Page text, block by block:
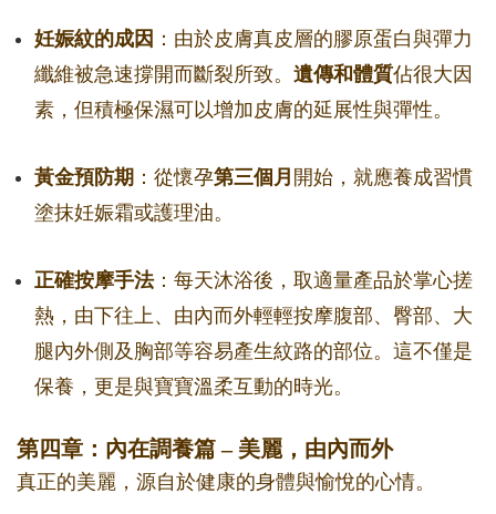
妊娠紋的成因 ：由於皮膚真皮層的膠原蛋白與彈力
纖維被急速撐開而斷裂所致。 遺傳和體質佔很大因
素，但積極保濕可以增加皮膚的延展性與彈性。
黃金預防期 ：從懷孕第三個月 開始，就應養成習慣
塗抹妊娠霜或護理油。
正確按摩手法：每天沐浴後，取適量產品於掌心搓
熱，由下往上、由內而外輕輕按摩腹部、臀部、大
腿內外側及胸部等容易產生紋路的部位。這不僅是
保養，更是與寶寶溫柔互動的時光。
第四章：內在調養篇 – 美麗，由內而外
真正的美麗，源自於健康的身體與愉悅的心情。